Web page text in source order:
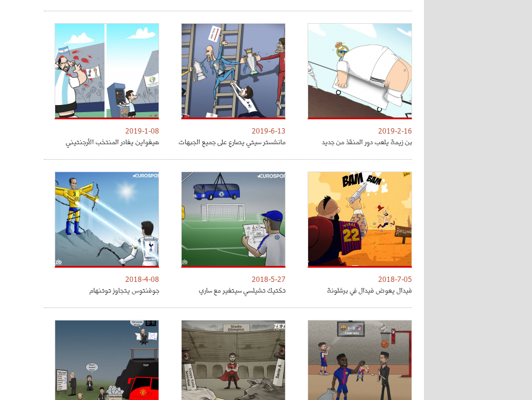
2019-2-16
بن زيمة يلعب دور المنقذ من جديد
2019-6-13
مانشستر سيتي يصارع على جميع الجبهات
2019-1-08
هيغواين يغادر المنتخب الأرجنتيني
2018-7-05
فيدال يعوض فيدال في برشلونة
2018-5-27
تكتيك تشيلسي سيتغير مع ساري
2018-4-08
جوفنتوس يتجاوز توتنهام